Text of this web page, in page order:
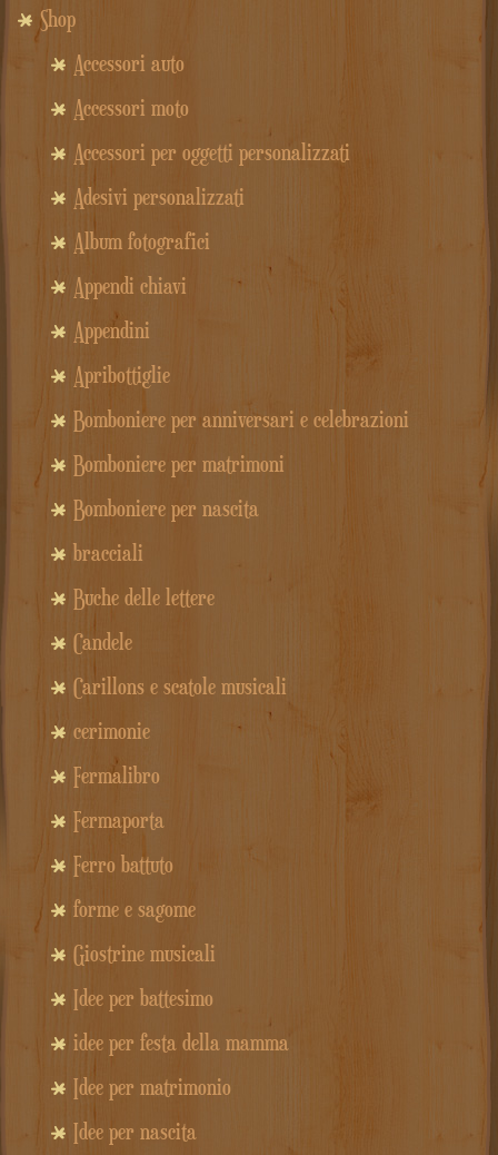
Shop
Accessori auto
Accessori moto
Accessori per oggetti personalizzati
Adesivi personalizzati
Album fotografici
Appendi chiavi
Appendini
Apribottiglie
Bomboniere per anniversari e celebrazioni
Bomboniere per matrimoni
Bomboniere per nascita
bracciali
Buche delle lettere
Candele
Carillons e scatole musicali
cerimonie
Fermalibro
Fermaporta
Ferro battuto
forme e sagome
Giostrine musicali
Idee per battesimo
idee per festa della mamma
Idee per matrimonio
Idee per nascita